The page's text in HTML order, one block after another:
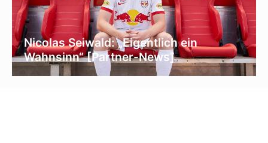
Nicolas Seiwald: „Eigentlich ein
Wahnsinn“ [Partner-News]